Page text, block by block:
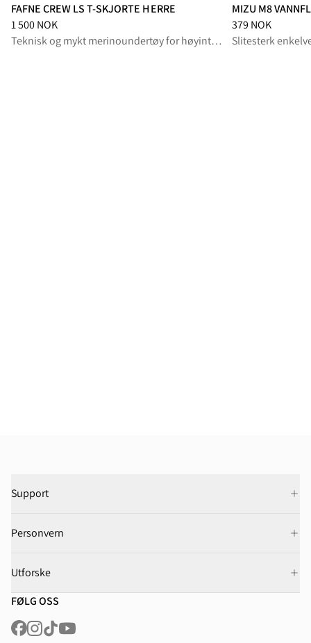
FAFNE CREW LS T-SKJORTE HERRE
Pris:1 500 NOK, redusert fra 1 500 NOK
1 500 NOK
Teknisk og mykt merinoundertøy for høyintensive aktiviteter
MIZU M8
Pris :379 NOK,
379 NOK
Slitesterk
Support
Personvern
Utforske
FØLG OSS